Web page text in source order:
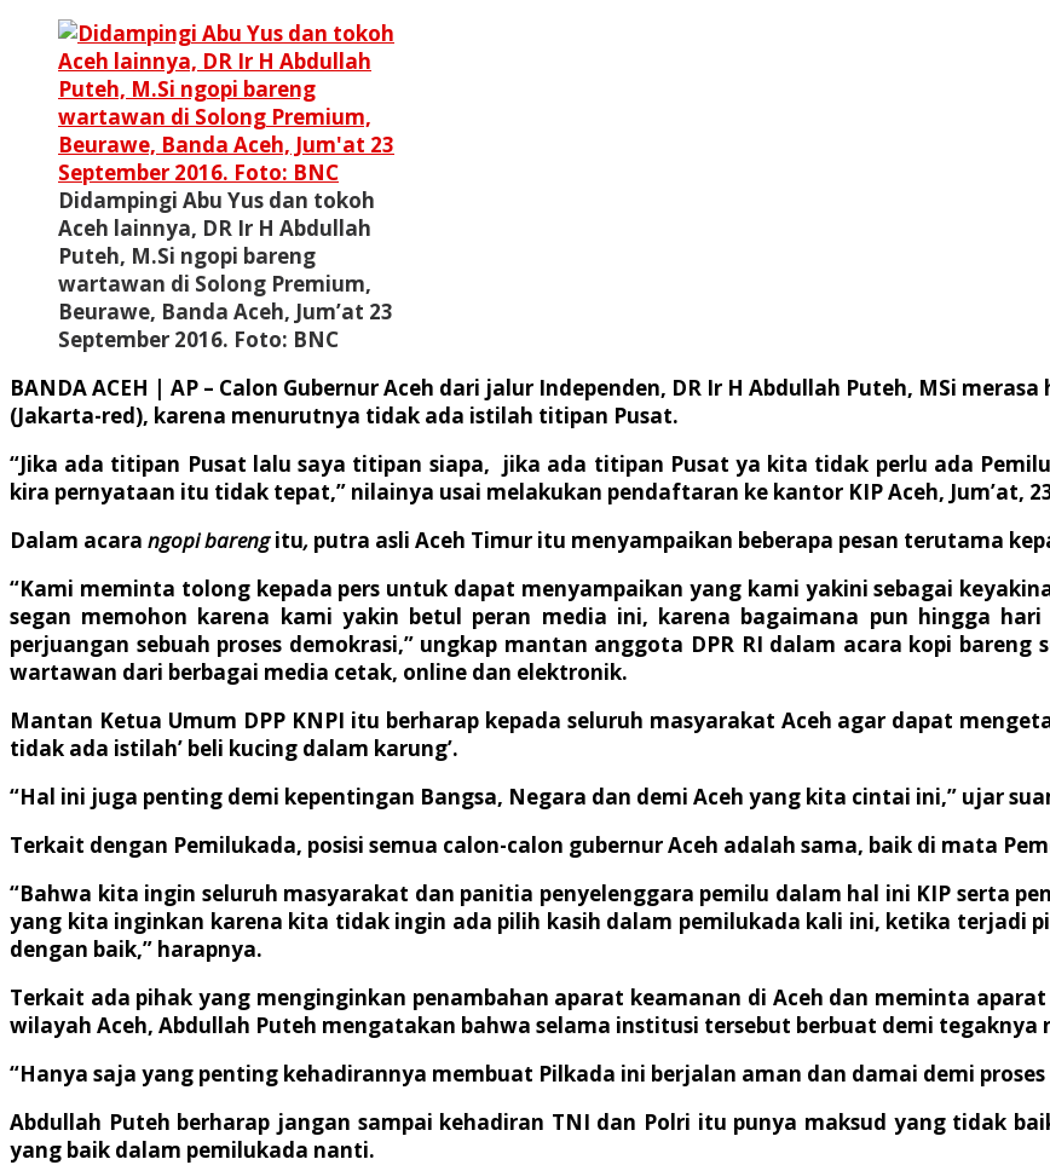
Didampingi Abu Yus dan tokoh
Aceh lainnya, DR Ir H Abdullah
Puteh, M.Si ngopi bareng
wartawan di Solong Premium,
Beurawe, Banda Aceh, Jum’at 23
September 2016. Foto: BNC
BANDA ACEH | AP – Calon Gubernur Aceh dari jalur Independen, DR Ir H Abdullah Puteh, MSi
(Jakarta-red), karena menurutnya tidak ada istilah titipan Pusat.
“Jika ada titipan Pusat lalu saya titipan siapa, jika ada titipan Pusat ya kita tidak perlu ada
kira pernyataan itu tidak tepat,” nilainya usai melakukan pendaftaran ke kantor KIP Aceh, Jum’at,
Dalam acara ngopi barengitu, putra asli Aceh Timur itu menyampaikan beberapa pesan terutama
“Kami meminta tolong kepada pers untuk dapat menyampaikan yang kami yakini sebagai
segan memohon karena kami yakin betul peran media ini, karena bagaimana pun hingga
perjuangan sebuah proses demokrasi,” ungkap mantan anggota DPR RI dalam acara kopi
wartawan dari berbagai media cetak, online dan elektronik.
Mantan Ketua Umum DPP KNPI itu berharap kepada seluruh masyarakat Aceh agar dapat
tidak ada istilah’ beli kucing dalam karung’.
“Hal ini juga penting demi kepentingan Bangsa, Negara dan demi Aceh yang kita cintai ini,” ujar
Terkait dengan Pemilukada, posisi semua calon-calon gubernur Aceh adalah sama, baik di mata
“Bahwa kita ingin seluruh masyarakat dan panitia penyelenggara pemilu dalam hal ini KIP serta
yang kita inginkan karena kita tidak ingin ada pilih kasih dalam pemilukada kali ini, ketika terjadi
dengan baik,” harapnya.
Terkait ada pihak yang menginginkan penambahan aparat keamanan di Aceh dan meminta
wilayah Aceh, Abdullah Puteh mengatakan bahwa selama institusi tersebut berbuat demi tegaknya
“Hanya saja yang penting kehadirannya membuat Pilkada ini berjalan aman dan damai demi
Abdullah Puteh berharap jangan sampai kehadiran TNI dan Polri itu punya maksud yang tidak
yang baik dalam pemilukada nanti.